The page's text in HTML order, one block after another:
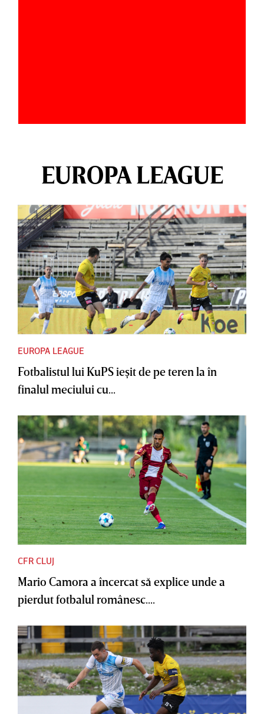
EUROPA LEAGUE
EUROPA LEAGUE
Fotbalistul lui KuPS ieşit de pe teren la în
finalul meciului cu...
CFR CLUJ
Mario Camora a încercat să explice unde a
pierdut fotbalul românesc....